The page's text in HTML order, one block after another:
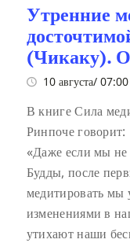
Утренние
(Чикаку).
10 августа/ 07:00
В книге Сила
Ринпоче говорит:
«Даже если мы
Будды, после
медитировать мы
изменениями в
утихают наши